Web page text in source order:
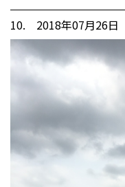
10. 2018年07月26日